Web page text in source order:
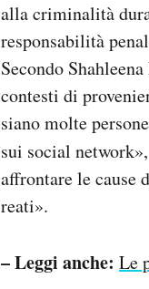
alla criminalità
responsabilità
Secondo
contesti di
siano molte
sui social
affrontare le cause
reati».
– Leggi anche: Le